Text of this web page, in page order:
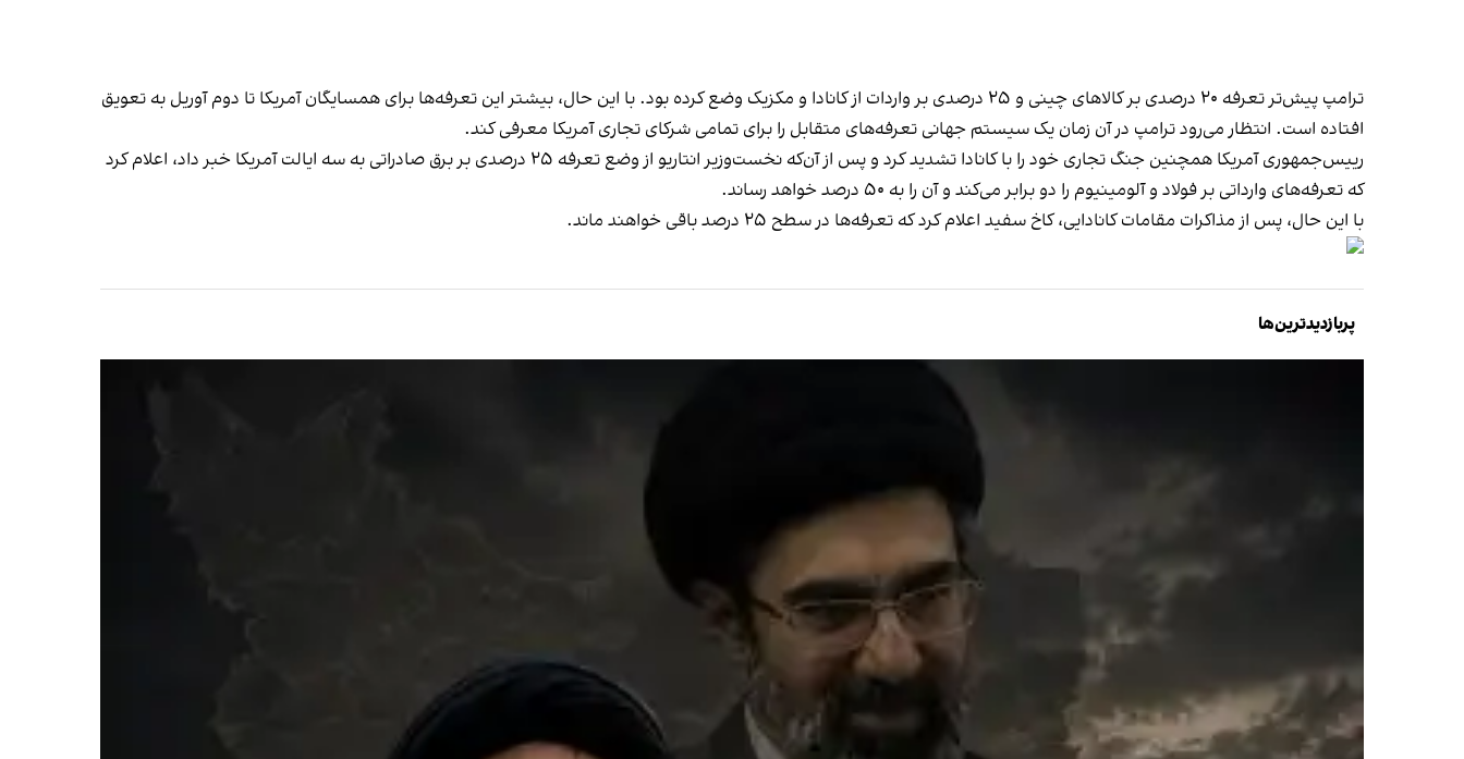
ترامپ پیش‌تر تعرفه ۲۰ درصدی بر کالاهای چینی و ۲۵ درصدی بر واردات از کانادا و مکزیک وضع کرده بود. با این حال، بیشتر این تعرفه‌ها برای همسایگان آمریکا تا دوم آوریل به تعویق
افتاده است. انتظار می‌رود ترامپ در آن زمان یک سیستم جهانی تعرفه‌های متقابل را برای تمامی شرکای تجاری آمریکا معرفی کند.
رییس‌جمهوری آمریکا همچنین جنگ تجاری خود را با کانادا تشدید کرد و پس از آن‌که نخست‌وزیر انتاریو از وضع تعرفه ۲۵ درصدی بر برق صادراتی به سه ایالت آمریکا خبر داد، اعلام کرد
که تعرفه‌های وارداتی بر فولاد و آلومینیوم را دو برابر می‌کند و آن را به ۵۰ درصد خواهد رساند.
با این حال، پس از مذاکرات مقامات کانادایی، کاخ سفید اعلام کرد که تعرفه‌ها در سطح ۲۵ درصد باقی خواهند ماند.
پربازدیدترین‌ها